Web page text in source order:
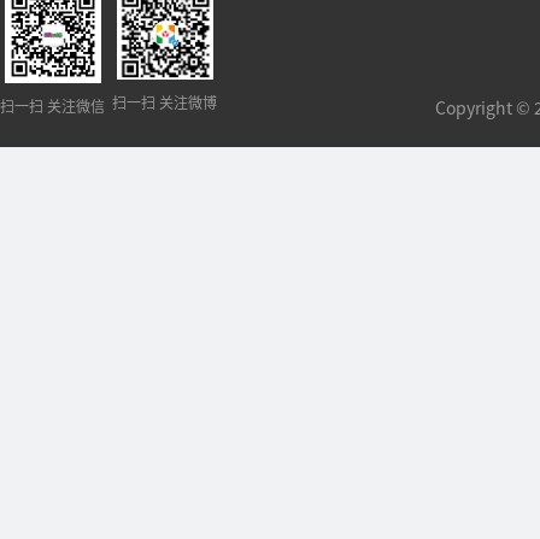
扫一扫 关注微信 扫一扫 关注微博 Copyright ©